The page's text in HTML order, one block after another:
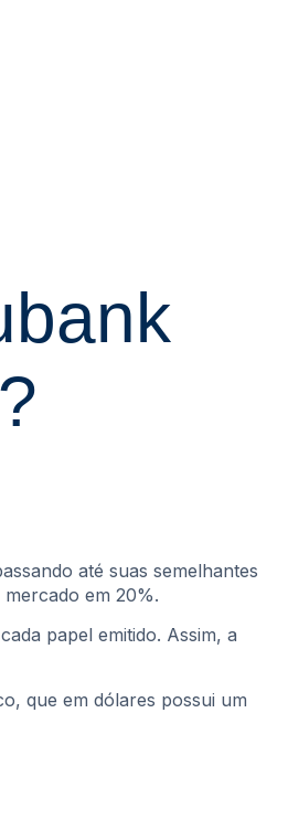
até suas semelhantes
em 20%.
papel emitido. Assim, a
que em dólares possui um